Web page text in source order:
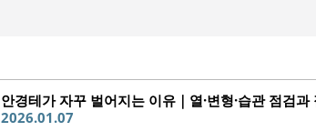
안경테가 자꾸 벌어지는 이유｜열·변형·습관 점검
2026.01.07